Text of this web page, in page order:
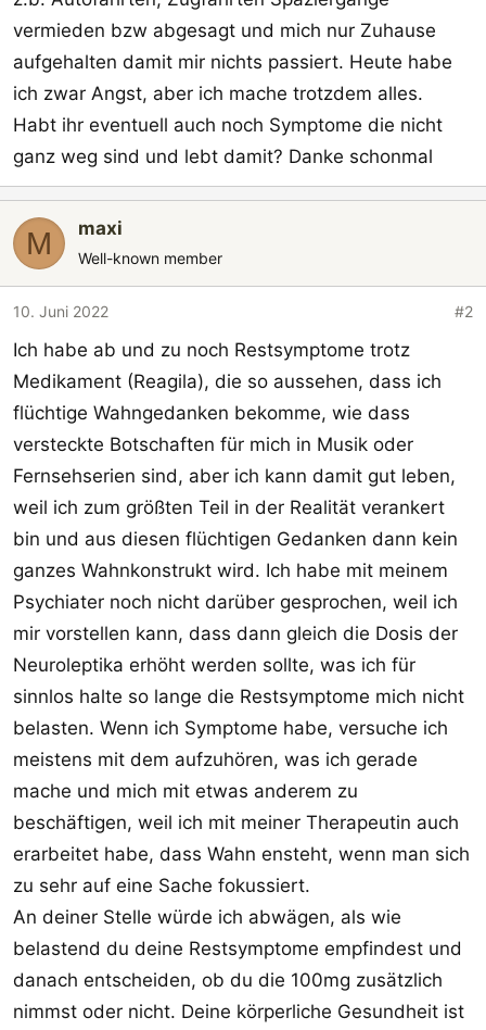
vermieden bzw abgesagt und mich nur Zuhause
aufgehalten damit mir nichts passiert. Heute habe
ich zwar Angst, aber ich mache trotzdem alles.
Habt ihr eventuell auch noch Symptome die nicht
ganz weg sind und lebt damit? Danke schonmal
M maxi
Well-known member
10. Juni 2022 #2
Ich habe ab und zu noch Restsymptome trotz
Medikament (Reagila), die so aussehen, dass ich
flüchtige Wahngedanken bekomme, wie dass
versteckte Botschaften für mich in Musik oder
Fernsehserien sind, aber ich kann damit gut leben,
weil ich zum größten Teil in der Realität verankert
bin und aus diesen flüchtigen Gedanken dann kein
ganzes Wahnkonstrukt wird. Ich habe mit meinem
Psychiater noch nicht darüber gesprochen, weil ich
mir vorstellen kann, dass dann gleich die Dosis der
Neuroleptika erhöht werden sollte, was ich für
sinnlos halte so lange die Restsymptome mich nicht
belasten. Wenn ich Symptome habe, versuche ich
meistens mit dem aufzuhören, was ich gerade
mache und mich mit etwas anderem zu
beschäftigen, weil ich mit meiner Therapeutin auch
erarbeitet habe, dass Wahn ensteht, wenn man sich
zu sehr auf eine Sache fokussiert.
An deiner Stelle würde ich abwägen, als wie
belastend du deine Restsymptome empfindest und
danach entscheiden, ob du die 100mg zusätzlich
nimmst oder nicht. Deine körperliche Gesundheit ist